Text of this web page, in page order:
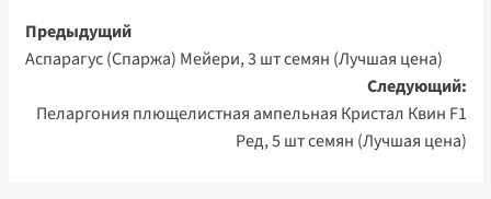
Навигация
записи
Предыдущий
Аспарагус (Спаржа) Мейери, 3 шт семян (Лучшая цена)
Следующий:
Пеларгония плющелистная ампельная Кристал Квин F1
Ред, 5 шт семян (Лучшая цена)